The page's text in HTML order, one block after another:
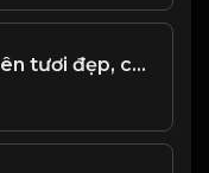
Cuộc sống sẽ trở nên tươi đẹp, chỉ bằng cách không bận tâm tới những điều không đáng! & Đạo